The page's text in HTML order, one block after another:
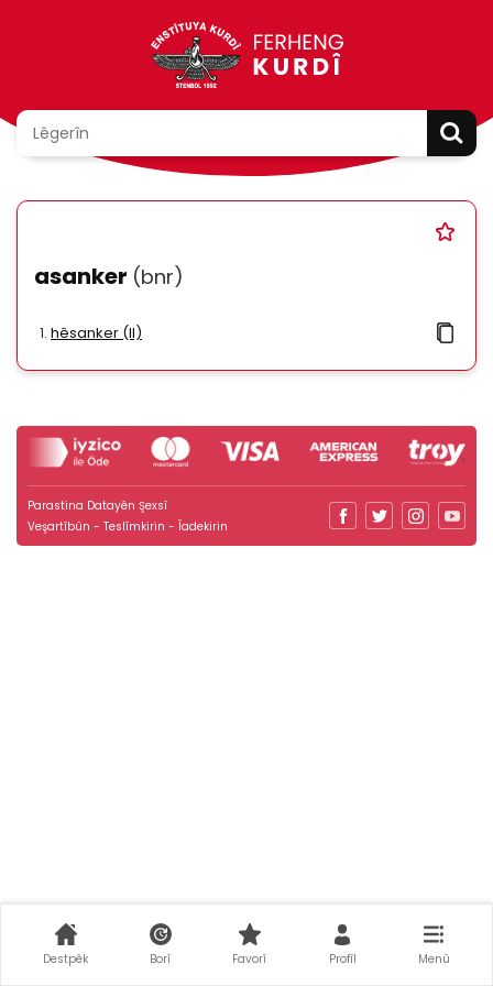
asanker (bnr)
hêsanker (II)
Parastina Datayên Şexsî
Veşartîbûn - Teslîmkirin - Îadekirin
Destpêk Borî Favorî Profîl Menû